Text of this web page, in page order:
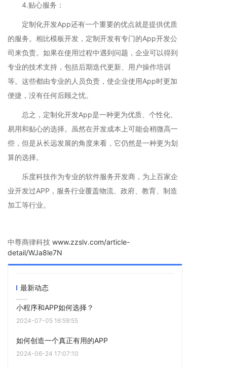
4.贴心服务：
定制化开发App还有一个重要的优点就是提供优质
的服务。相比模板开发，定制开发有专门的App开发公
司来负责。如果在使用过程中遇到问题，企业可以得到
专业的技术支持，包括后期迭代更新、用户操作培训
等。这些都由专业的人员负责，使企业使用App时更加
便捷，没有任何后顾之忧。
总之，定制化开发App是一种更为优质、个性化、
易用和贴心的选择。虽然在开发成本上可能会稍微高一
些，但是从长远发展的角度来看，它仍然是一种更为划
算的选择。
乐度科技作为专业的软件服务开发商，为上百家企
业开发过APP，服务行业覆盖物流、政府、教育、制造
加工等行业。
中尊商律科技 www.zzslv.com/article-
detail/WJa8le7N
最新动态
小程序和APP如何选择？
2024-07-05 16:59:55
如何创造一个真正有用的APP
2024-06-24 17:07:10